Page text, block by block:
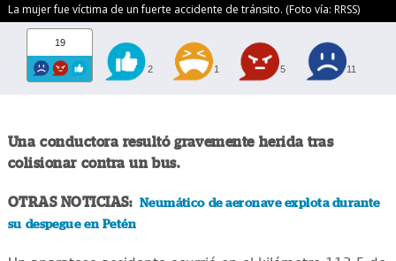
La mujer fue víctima de un fuerte accidente de tránsito. (Foto vía: RRSS)
19
2 1 5 11
Una conductora resultó gravemente herida tras
colisionar contra un bus.
OTRAS NOTICIAS: Neumático de aeronave explota durante
su despegue en Petén